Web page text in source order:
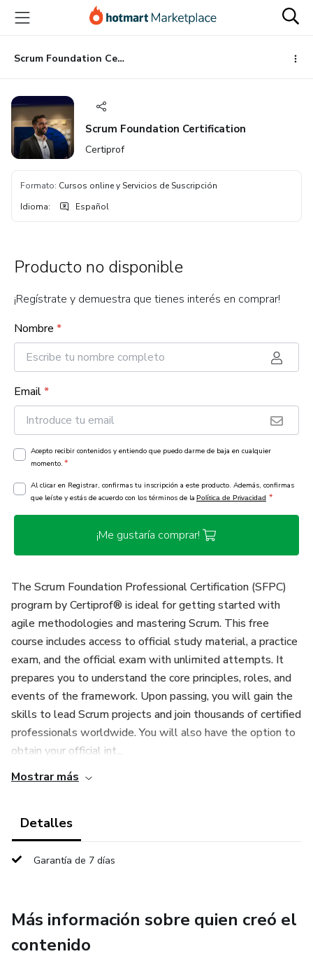
principal
página
de
página
Scrum Foundation Certification
Scrum Foundation Certification
Certiprof
Formato: Cursos online y Servicios de Suscripción
Idioma: Español
Producto no disponible
¡Regístrate y demuestra que tienes interés en comprar!
Nombre *
Email*
Acepto recibir contenidos y entiendo que puedo darme de baja en cualquier
momento. *
Al clicar en Registrar, confirmas tu inscripción a este producto. Además, confirmas
que leíste y estás de acuerdo con los términos de la Política de Privacidad *
¡Me gustaría comprar!
The Scrum Foundation Professional Certification (SFPC)
program by Certiprof® is ideal for getting started with
agile methodologies and mastering Scrum. This free
course includes access to official study material, a practice
exam, and the official exam with unlimited attempts. It
prepares you to understand the core principles, roles, and
events of the framework. Upon passing, you will gain the
skills to lead Scrum projects and join thousands of certified
professionals worldwide. You will also have the option to
obtain your official int...
Mostrar más
Detalles
Garantía de 7 días
Más información sobre quien creó el
contenido